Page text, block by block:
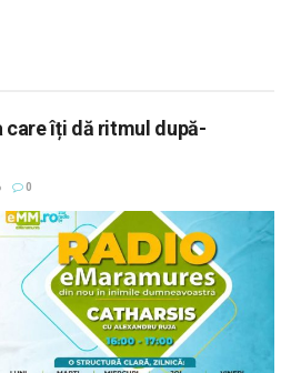
care îți dă ritmul după-
0